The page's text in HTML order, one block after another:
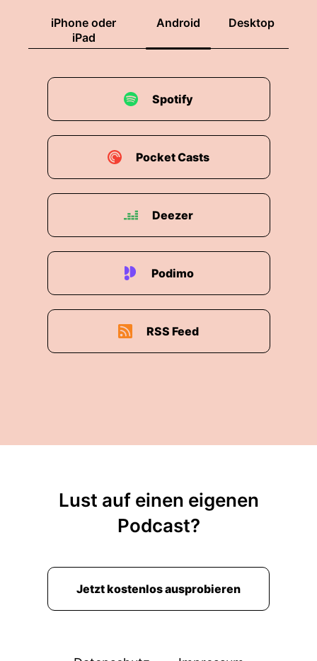
iPhone oder
iPad
Android Desktop
Spotify
Pocket Casts
Deezer
Podimo
RSS Feed
Lust auf einen eigenen
Podcast?
Jetzt kostenlos ausprobieren